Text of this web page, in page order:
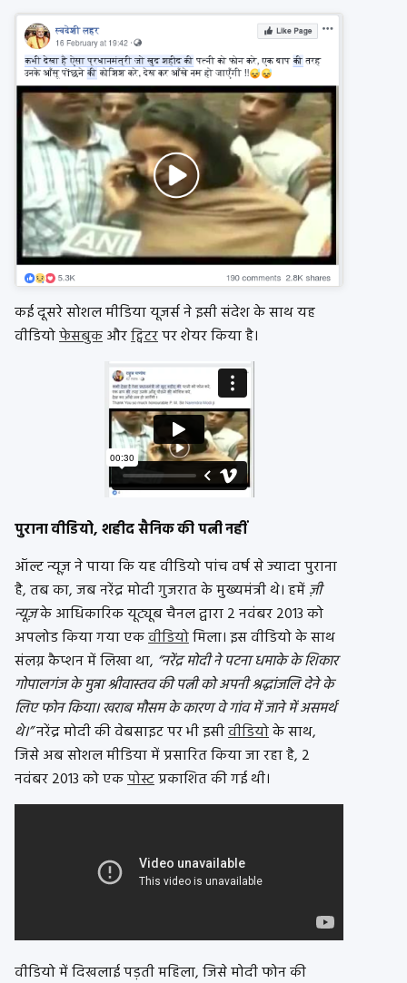
कई दूसरे सोशल मीडिया यूजर्स ने इसी संदेश के साथ यह
वीडियोफेसबुकऔरट्विटरपर शेयर किया है।
पुराना वीडियो, शहीद सैनिक की पत्नी नहीं
ऑल्ट न्यूज़ ने पाया कि यह वीडियो पांच वर्ष से ज्यादा पुराना
है, तब का, जब नरेंद्र मोदी गुजरात के मुख्यमंत्री थे। हमेंज़ी
न्यूज़के आधिकारिक यूट्यूब चैनल द्वारा 2 नवंबर 2013 को
अपलोड किया गया एकवीडियोमिला। इस वीडियो के साथ
संलग्न कैप्शन में लिखा था, “नरेंद्र मोदी ने पटना धमाके के शिकार
गोपालगंज के मुन्ना श्रीवास्तव की पत्नी को अपनी श्रद्धांजलि देने के
लिए फोन किया। खराब मौसम के कारण वे गांव में जाने में असमर्थ
थे।”नरेंद्र मोदी की वेबसाइट पर भी इसीवीडियोके साथ,
जिसे अब सोशल मीडिया में प्रसारित किया जा रहा है, 2
नवंबर 2013 को एकपोस्टप्रकाशित की गई थी।
वीडियो में दिखलाई पड़ती महिला, जिसे मोदी फोन की